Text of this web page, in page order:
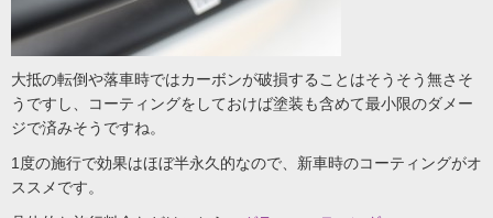
大抵の転倒や落車時ではカーボンが破損することはそうそう無さそ
うですし、コーティングをしておけば塗装も含めて最小限のダメー
ジで済みそうですね。
1度の施行で効果はほぼ半永久的なので、新車時のコーティングがオ
ススメです。